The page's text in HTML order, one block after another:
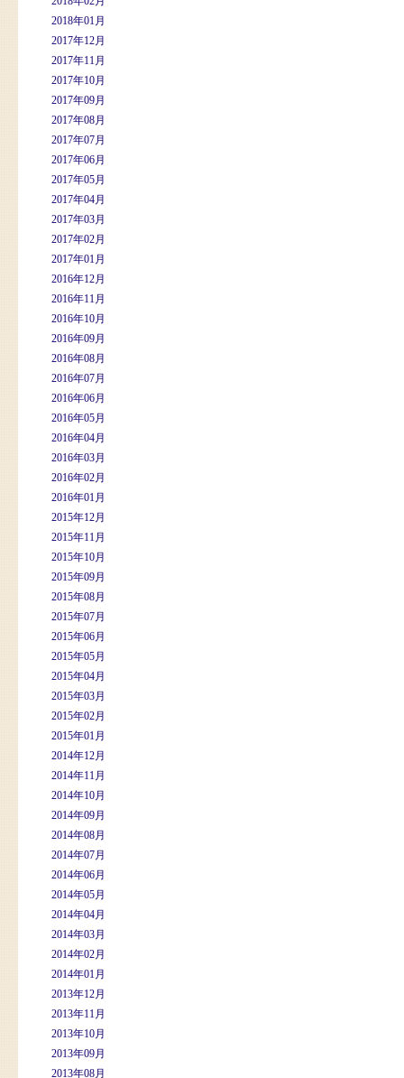
2018年01月
2017年12月
2017年11月
2017年10月
2017年09月
2017年08月
2017年07月
2017年06月
2017年05月
2017年04月
2017年03月
2017年02月
2017年01月
2016年12月
2016年11月
2016年10月
2016年09月
2016年08月
2016年07月
2016年06月
2016年05月
2016年04月
2016年03月
2016年02月
2016年01月
2015年12月
2015年11月
2015年10月
2015年09月
2015年08月
2015年07月
2015年06月
2015年05月
2015年04月
2015年03月
2015年02月
2015年01月
2014年12月
2014年11月
2014年10月
2014年09月
2014年08月
2014年07月
2014年06月
2014年05月
2014年04月
2014年03月
2014年02月
2014年01月
2013年12月
2013年11月
2013年10月
2013年09月
2013年08月